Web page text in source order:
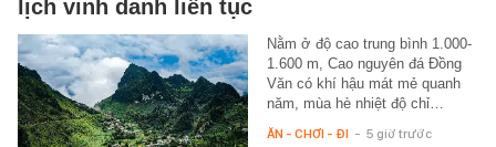
lịch vinh danh liên tục
Nằm ở độ cao trung bình 1.000-
1.600 m, Cao nguyên đá Đồng
Văn có khí hậu mát mẻ quanh
năm, mùa hè nhiệt độ chỉ…
ĂN - CHƠI - ĐI - 5 giờ trước